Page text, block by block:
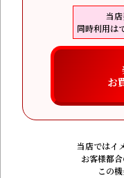
当
同時利用は
お
当店ではイ
お客様都
この